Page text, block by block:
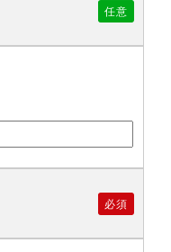
任意
必須